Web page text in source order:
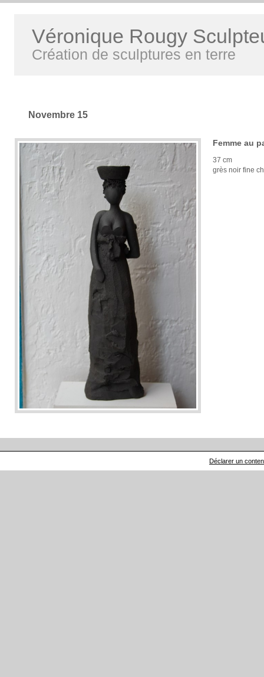
Véronique Rougy
Création de sculptures en terre
Novembre 15
Femme au
37 cm
grès noir fine
Déclarer un